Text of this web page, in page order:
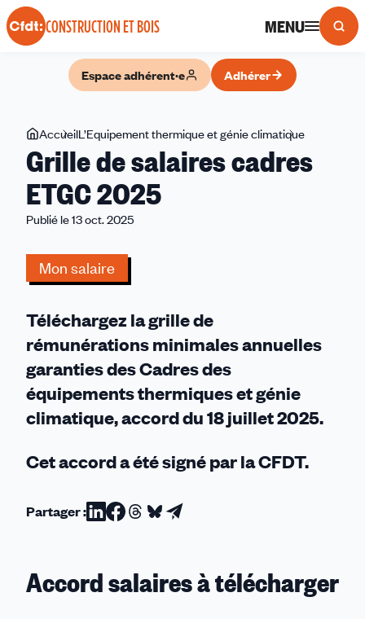
Panneau de gestion des cookies
CONSTRUCTION ET BOIS MENU
Espace adhérent·e Adhérer
Vous
êtes
ici
AccueilL’Equipement thermique et génie climatique
de
Grille de salaires cadres
ETGC 2025
Publié le 13 oct. 2025
Mon salaire
Téléchargez la grille de
rémunérations minimales annuelles
garanties des Cadres des
équipements thermiques et génie
climatique, accord du 18 juillet 2025.
Cet accord a été signé par la CFDT.
Partager :Partager
Linkedin
Partager
Facebook
Partager
Threads
Partager
Bluesky
Partager
email
Accord salaires à télécharger